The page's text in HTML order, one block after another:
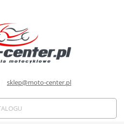
sklep@moto-center.pl